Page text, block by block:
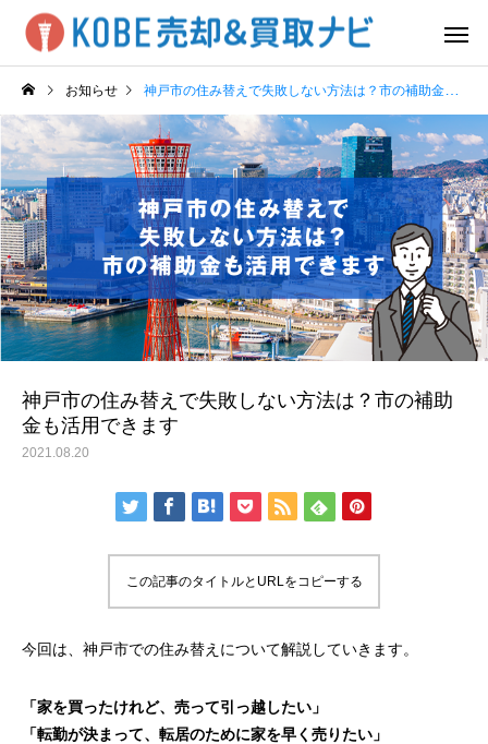
お知らせ 神戸市の住み替えで失敗しない方法は？市の補助金も活用できます
神戸市の住み替えで失敗しない方法は？市の補助
金も活用できます
2021.08.20
この記事のタイトルとURLをコピーする
今回は、神戸市での住み替えについて解説していきます。
「家を買ったけれど、売って引っ越したい」
「転勤が決まって、転居のために家を早く売りたい」